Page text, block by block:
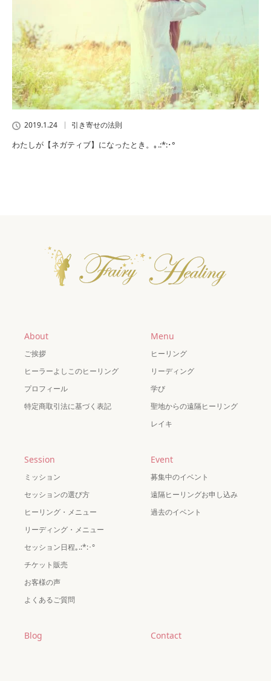
2019.1.24 引き寄せの法則
わたしが【ネガティブ】になったとき。｡.:*:･°
About
ご挨拶
ヒーラーよしこのヒーリング
プロフィール
特定商取引法に基づく表記
Menu
ヒーリング
リーディング
学び
聖地からの遠隔ヒーリング
レイキ
Session
ミッション
セッションの選び方
ヒーリング・メニュー
リーディング・メニュー
セッション日程｡.:*:･°
チケット販売
お客様の声
よくあるご質問
Event
募集中のイベント
遠隔ヒーリングお申し込み
過去のイベント
Blog Contact